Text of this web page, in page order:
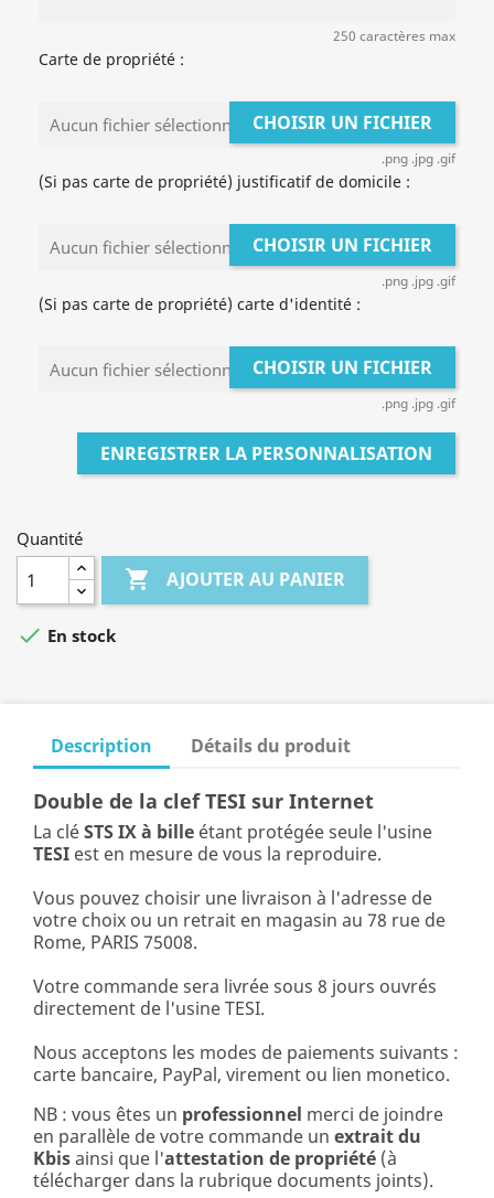
250 caractères max
Carte de propriété :
Aucun fichier sélectionné CHOISIR UN FICHIER
.png .jpg .gif
(Si pas carte de propriété) justificatif de domicile :
Aucun fichier sélectionné CHOISIR UN FICHIER
.png .jpg .gif
(Si pas carte de propriété) carte d'identité :
Aucun fichier sélectionné CHOISIR UN FICHIER
.png .jpg .gif
ENREGISTRER LA PERSONNALISATION
Quantité
 AJOUTER AU PANIER
 En stock
Description Détails du produit
Double de la clef TESI sur Internet
La cléSTS IX à bille étant protégée seule l'usine
TESI est en mesure de vous la reproduire.
Vous pouvez choisir une livraison à l'adresse de
votre choix ou un retrait en magasin au 78 rue de
Rome, PARIS 75008.
Votre commande sera livrée sous 8 jours ouvrés
directement de l'usine TESI.
Nous acceptons les modes de paiements suivants :
carte bancaire, PayPal, virement ou lien monetico.
NB : vous êtes un professionnel merci de joindre
en parallèle de votre commande un extrait du
Kbisainsi que l'attestation de propriété (à
télécharger dans la rubrique documents joints).